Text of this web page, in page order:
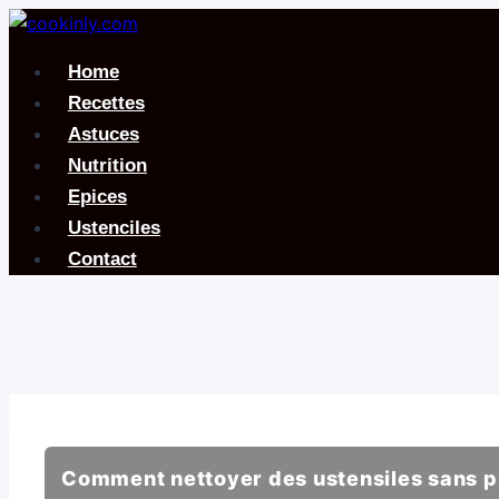
Aller
contenuHome
Recettes
Astuces
Nutrition
Epices
Ustenciles
Contact
Comment nettoyer des ustensiles sans